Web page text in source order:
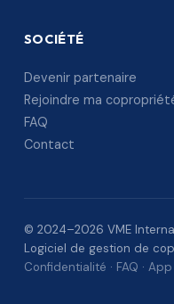
SOCIÉTÉ
Devenir partenaire
Rejoindre ma
FAQ
Contact
© 2024–2026 VME
Logiciel de gestion de
Confidentialité · FAQ · App